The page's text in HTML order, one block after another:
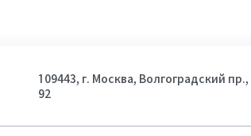
109443, г. Москва, Волгоградский пр.,
92